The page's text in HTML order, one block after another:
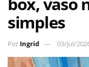
simples
Por Ingrid 03/jul/